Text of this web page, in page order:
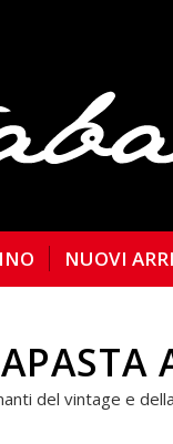
NUOVI
del vintage e